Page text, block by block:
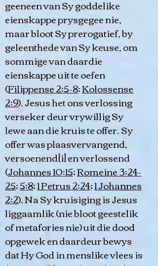
geeneen van Sy goddelike
eienskappe prysgegee nie,
maar bloot Sy prerogatief, by
geleenthede van Sy keuse, om
sommige van daardie
eienskappe uit te oefen
(Filippense 2:5-8;Kolossense
2:9). Jesus het ons verlossing
verseker deur vrywillig Sy
lewe aan die kruis te offer. Sy
offer was plaasvervangend,
versoenend[i] en verlossend
(Johannes 10:15;Romeine 3:24-
25;5:8;1 Petrus 2:24;1 Johannes
2:2). Na Sy kruisiging is Jesus
liggaamlik (nie bloot geestelik
of metafories nie) uit die dood
opgewek en daardeur bewys
dat Hy God in menslike vlees is